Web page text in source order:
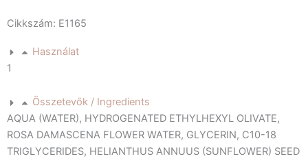
Bőrkiegyenlítő
Krém
mennyiség
Cikkszám: E1165
Használat
1
Összetevők / Ingredients
AQUA (WATER), HYDROGENATED ETHYLHEXYL OLIVATE,
ROSA DAMASCENA FLOWER WATER, GLYCERIN, C10-18
TRIGLYCERIDES, HELIANTHUS ANNUUS (SUNFLOWER) SEED